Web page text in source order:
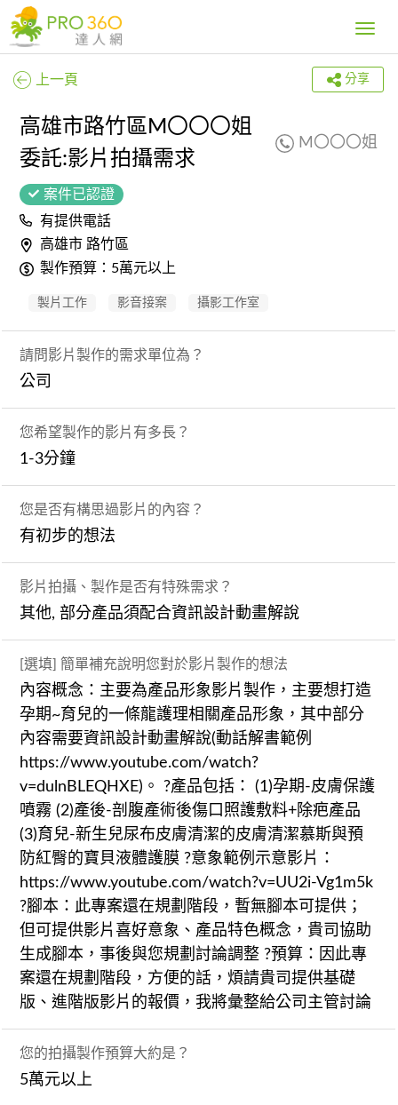
Toggle
上一頁 分享
高雄市路竹區M〇〇〇姐
委託:影片拍攝需求
M〇〇〇姐
案件已認證
有提供電話
高雄市 路竹區
製作預算：5萬元以上
製片工作 影音接案 攝影工作室
請問影片製作的需求單位為？
公司
您希望製作的影片有多長？
1-3分鐘
您是否有構思過影片的內容？
有初步的想法
影片拍攝、製作是否有特殊需求？
其他, 部分產品須配合資訊設計動畫解說
[選填] 簡單補充說明您對於影片製作的想法
內容概念：主要為產品形象影片製作，主要想打造
孕期~育兒的一條龍護理相關產品形象，其中部分
內容需要資訊設計動畫解說(動話解書範例
https://www.youtube.com/watch?
v=dulnBLEQHXE)。 ?產品包括： (1)孕期-皮膚保護
噴霧 (2)產後-剖腹產術後傷口照護敷料+除疤產品
(3)育兒-新生兒尿布皮膚清潔的皮膚清潔慕斯與預
防紅臀的寶貝液體護膜 ?意象範例示意影片：
https://www.youtube.com/watch?v=UU2i-Vg1m5k
?腳本：此專案還在規劃階段，暫無腳本可提供；
但可提供影片喜好意象、產品特色概念，貴司協助
生成腳本，事後與您規劃討論調整 ?預算：因此專
案還在規劃階段，方便的話，煩請貴司提供基礎
版、進階版影片的報價，我將彙整給公司主管討論
您的拍攝製作預算大約是？
5萬元以上